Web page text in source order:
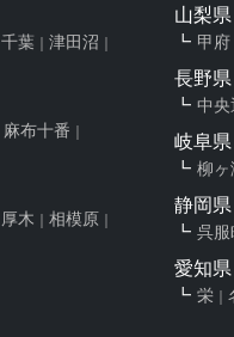
千葉
津田沼
麻布十番
厚木
相模原
山梨県
甲府
長野県
中
岐阜県
柳ヶ
静岡県
呉服
愛知県
栄